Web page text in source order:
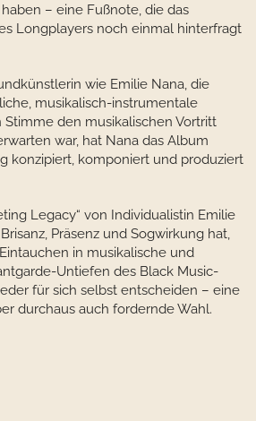
– eine Fußnote, die das
Longplayers noch einmal hinterfragt
wie Emilie Nana, die
musikalisch-instrumentale
den musikalischen Vortritt
war, hat Nana das Album
konzipiert, komponiert und produziert
Legacy“ von Individualistin Emilie
Präsenz und Sogwirkung hat,
in musikalische und
Untiefen des Black Music-
für sich selbst entscheiden – eine
durchaus auch fordernde Wahl.